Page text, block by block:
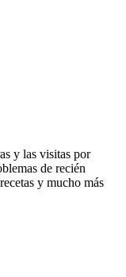
y las visitas por
de recién
y mucho más